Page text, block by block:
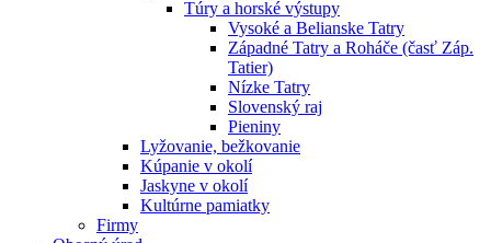
Túry a horské výstupy
Vysoké a Belianske Tatry
Západné Tatry a Roháče (časť Záp.
Tatier)
Nízke Tatry
Slovenský raj
Pieniny
Lyžovanie, bežkovanie
Kúpanie v okolí
Jaskyne v okolí
Kultúrne pamiatky
Firmy